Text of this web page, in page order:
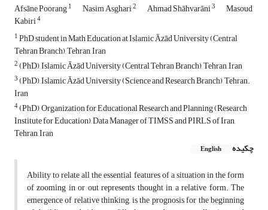
Afsāne Poorang1 Nasim Asghari2 Ahmad Shāhvarāni3 Masoud
Kabiri4
1PhD student in Math Education at Islamic Āzād University (Central
Tehran Branch), Tehran, Iran
2(PhD), Islamic Āzād University (Central Tehran Branch), Tehran, Iran
3(PhD), Islamic Āzād University (Science and Research Branch), Tehran.
Iran
4(PhD), Organization for Educational Research and Planning (Research
Institute for Education), Data Manager of TIMSS and PIRLS of Iran,
Tehran, Iran
چکیده
English
Ability to relate all the essential features of a situation in the form
of zooming in or out represents thought in a relative form. The
emergence of relative thinking, is the prognosis for the beginning